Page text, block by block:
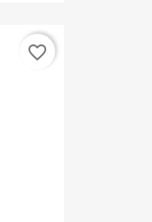
favorite_border